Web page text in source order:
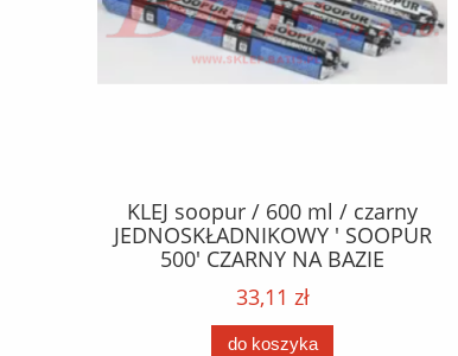
KLEJ soopur / 600 ml / czarny
JEDNOSKŁADNIKOWY ' SOOPUR
500' CZARNY NA BAZIE
POLIURETANU/ kolor - czarny /
karton 20 szt. / pistolet do kleju
307730 /
33,11 zł
do koszyka